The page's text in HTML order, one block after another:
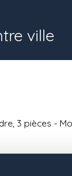
ville
3 pièces -